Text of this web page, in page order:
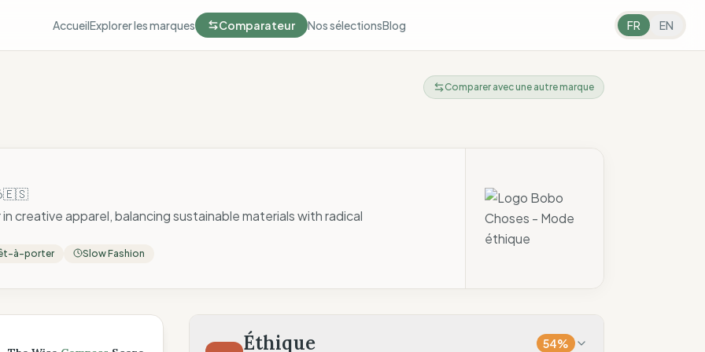
AccueilExplorer les marques Comparateur Nos sélectionsBlog FR EN
Comparer avec une autre marque
🇪🇸
creative apparel, balancing sustainable materials with radical
à-porter Slow Fashion
Éthique 54%